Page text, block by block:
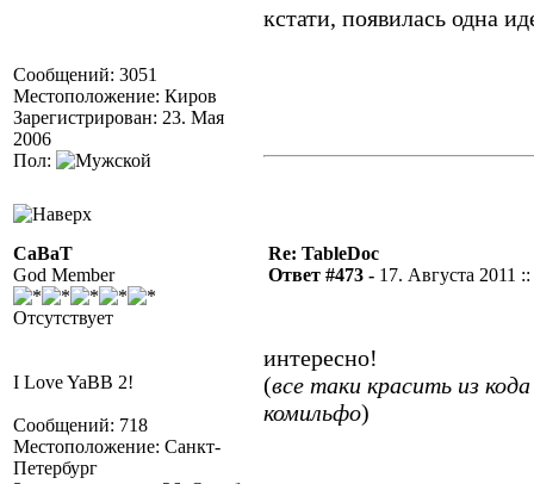
Сообщений: 3051
Местоположение: Киров
Зарегистрирован: 23. Мая
2006
Пол:
кстати, появилась одна
CaBaT
God Member
Отсутствует
I Love YaBB 2!
Сообщений: 718
Местоположение: Санкт-
Петербург
Re: TableDoc
Ответ #473 - 17. Августа 2011
интересно!
(все таки красить из
комильфо)